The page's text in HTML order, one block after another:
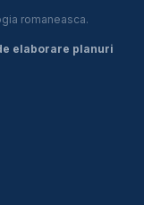
romaneasca.
elaborare planuri